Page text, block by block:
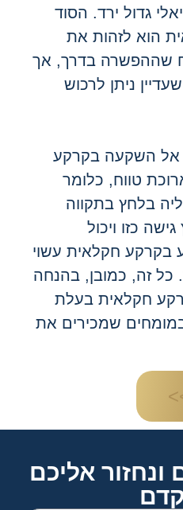
גדול ירד. הסוד
לזהות את
בדרך, אך
ניתן לרכוש
השקעה בקרקע
טווח, כלומר
בתקווה
כזו ויכול
חקלאית עשוי
זה, כמובן, בהנחה
חקלאית בעלת
שמכירים את
אליכם